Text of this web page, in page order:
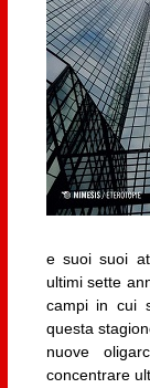
e suoi suoi
ultimi sette
campi in cui
questa
nuove
concentrare